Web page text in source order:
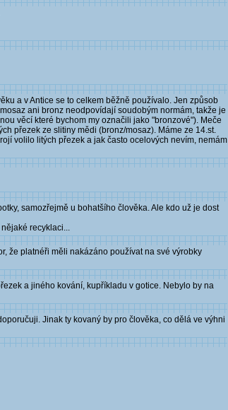
a v Antice se to celkem běžně používalo. Jen způsob
ani bronz neodpovídají soudobým normám, takže je
věcí které bychom my označili jako "bronzové"). Meče
přezek ze slitiny mědi (bronz/mosaz). Máme ze 14.st.
volilo litých přezek a jak často ocelových nevím, nemám
samozřejmě u bohatšího člověka. Ale kdo už je dost
recyklaci...
že platnéři měli nakázáno používat na své výrobky
a jiného kování, kupříkladu v gotice. Nebylo by na
Jinak ty kovaný by pro člověka, co dělá ve výhni